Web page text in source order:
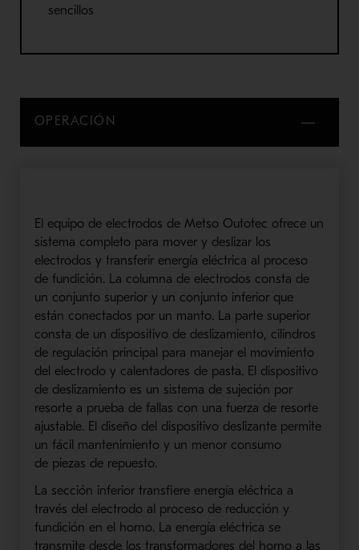
sencillos
OPERACIÓN
El equipo de electrodos de Metso Outotec ofrece un
sistema completo para mover y deslizar los
electrodos y transferir energía eléctrica al proceso
de fundición. La columna de electrodos consta de
un conjunto superior y un conjunto inferior que
están conectados por un manto. La parte superior
consta de un dispositivo de deslizamiento, cilindros
de regulación principal para manejar el movimiento
del electrodo y calentadores de pasta. El dispositivo
de deslizamiento es un sistema de sujeción por
resorte a prueba de fallas con una fuerza de resorte
ajustable. El diseño del dispositivo deslizante permite
un fácil mantenimiento y un menor consumo
de piezas de repuesto.
La sección inferior transfiere energía eléctrica a
través del electrodo al proceso de reducción y
fundición en el horno. La energía eléctrica se
transmite desde los transformadores del horno a las